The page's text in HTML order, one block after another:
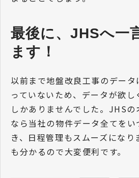
最後に、JHSへ一
ます！
以前まで地盤改良工事のデー
っていないため、データが欲し
しかありませんでした。JHS
なら当社の物件データ全てを
き、日程管理もスムーズになり
も分かるので大変便利です。